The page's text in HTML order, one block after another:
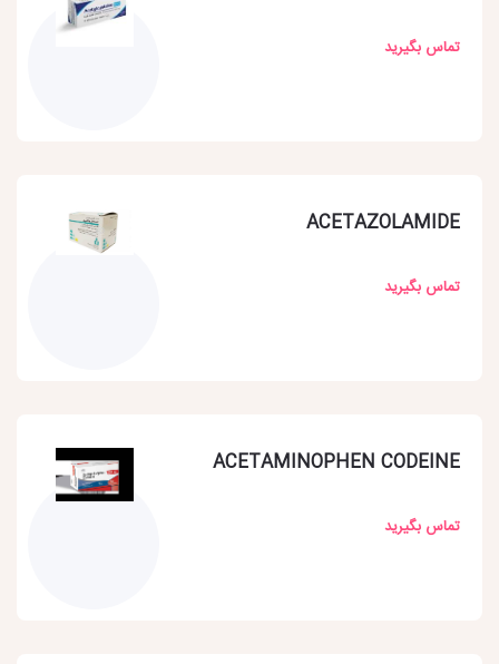
تماس بگیرید
ACETAZOLAMIDE
تماس بگیرید
ACETAMINOPHEN CODEINE
تماس بگیرید